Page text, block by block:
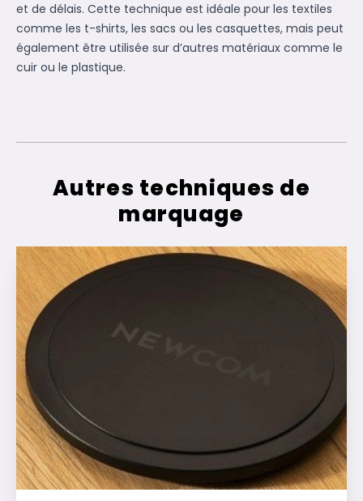
et de délais. Cette technique est idéale pour les textiles
comme les t-shirts, les sacs ou les casquettes, mais peut
également être utilisée sur d’autres matériaux comme le
cuir ou le plastique.
Autres techniques de
marquage